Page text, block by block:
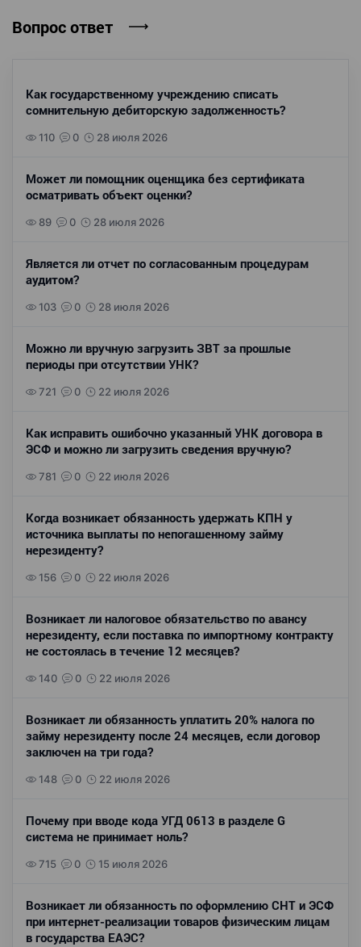
Вопрос ответ
Как государственному учреждению списать
сомнительную дебиторскую задолженность?
110 0 28 июля 2026
Может ли помощник оценщика без сертификата
осматривать объект оценки?
89 0 28 июля 2026
Является ли отчет по согласованным процедурам
аудитом?
103 0 28 июля 2026
Можно ли вручную загрузить ЗВТ за прошлые
периоды при отсутствии УНК?
721 0 22 июля 2026
Как исправить ошибочно указанный УНК договора в
ЭСФ и можно ли загрузить сведения вручную?
781 0 22 июля 2026
Когда возникает обязанность удержать КПН у
источника выплаты по непогашенному займу
нерезиденту?
156 0 22 июля 2026
Возникает ли налоговое обязательство по авансу
нерезиденту, если поставка по импортному контракту
не состоялась в течение 12 месяцев?
140 0 22 июля 2026
Возникает ли обязанность уплатить 20% налога по
займу нерезиденту после 24 месяцев, если договор
заключен на три года?
148 0 22 июля 2026
Почему при вводе кода УГД 0613 в разделе G
система не принимает ноль?
715 0 15 июля 2026
Возникает ли обязанность по оформлению СНТ и ЭСФ
при интернет-реализации товаров физическим лицам
в государства ЕАЭС?